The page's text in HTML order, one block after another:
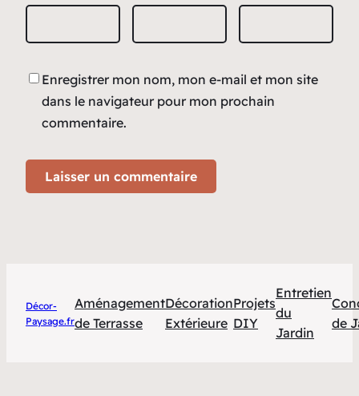
Enregistrer mon nom, mon e-mail et mon site
dans le navigateur pour mon prochain
commentaire.
Décor-
Paysage.fr
Aménagement
de Terrasse
Décoration
Extérieure
Projets
DIY
Entretien
du
Jardin
de